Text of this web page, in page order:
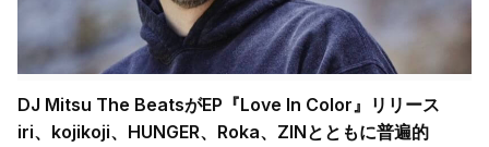
DJ Mitsu The BeatsがEP『Love In Color』リリース
iri、kojikoji、HUNGER、Roka、ZINとともに普遍的